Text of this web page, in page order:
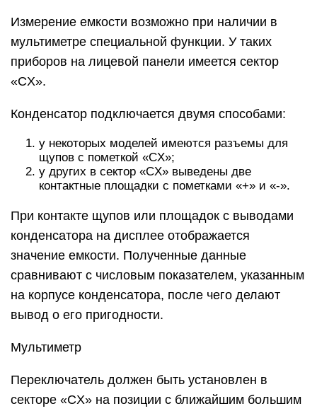
Измерение емкости возможно при наличии в
мультиметре специальной функции. У таких
приборов на лицевой панели имеется сектор
«CX».
Конденсатор подключается двумя способами:
у некоторых моделей имеются разъемы для
щупов с пометкой «CX»;
у других в сектор «CX» выведены две
контактные площадки с пометками «+» и «-».
При контакте щупов или площадок с выводами
конденсатора на дисплее отображается
значение емкости. Полученные данные
сравнивают с числовым показателем, указанным
на корпусе конденсатора, после чего делают
вывод о его пригодности.
Мультиметр
Переключатель должен быть установлен в
секторе «CX» на позиции с ближайшим большим